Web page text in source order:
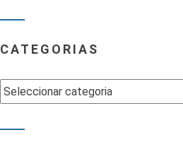
CATEGORIAS
Categorias